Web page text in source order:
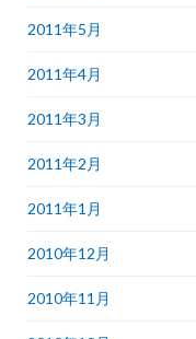
2011年5月
2011年4月
2011年3月
2011年2月
2011年1月
2010年12月
2010年11月